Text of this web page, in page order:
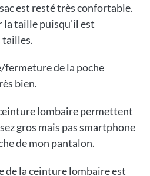
est resté très confortable.
taille puisqu'il est
tailles.
fermeture de la poche
bien.
lombaire permettent
gros mais pas smartphone
de mon pantalon.
de la ceinture lombaire est